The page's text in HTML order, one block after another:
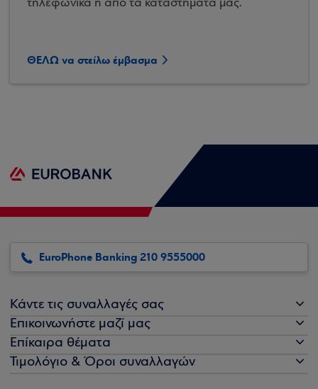
τηλεφωνικά ή από τα καταστήματά μας.
ΘΕΛΩ να στείλω έμβασμα
EuroPhone Banking 210 9555000
Κάντε τις συναλλαγές σας
Επικοινωνήστε μαζί μας
Επίκαιρα θέματα
Τιμολόγιο & Όροι συναλλαγών